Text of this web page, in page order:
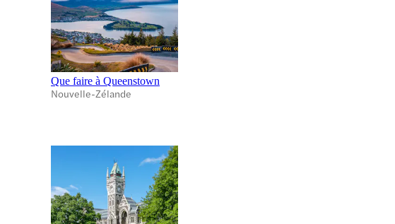
Que faire à Queenstown
Nouvelle-Zélande